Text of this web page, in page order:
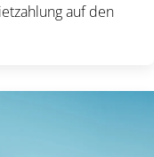
auf den